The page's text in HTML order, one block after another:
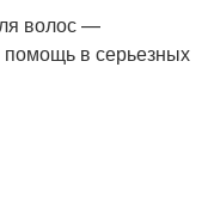
волос —
помощь в серьезных